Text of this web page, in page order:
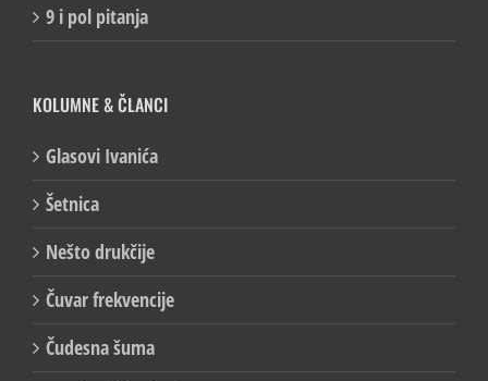
9 i pol pitanja
KOLUMNE & ČLANCI
Glasovi Ivanića
Šetnica
Nešto drukčije
Čuvar frekvencije
Čudesna šuma